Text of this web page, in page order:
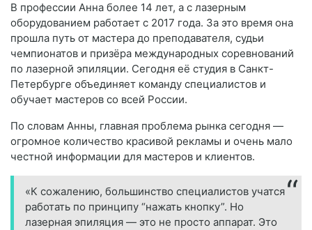
В профессии Анна более 14 лет, а с лазерным
оборудованием работает с 2017 года. За это время она
прошла путь от мастера до преподавателя, судьи
чемпионатов и призёра международных соревнований
по лазерной эпиляции. Сегодня её студия в Санкт-
Петербурге объединяет команду специалистов и
обучает мастеров со всей России.
По словам Анны, главная проблема рынка сегодня —
огромное количество красивой рекламы и очень мало
честной информации для мастеров и клиентов.
«К сожалению, большинство специалистов учатся
работать по принципу “нажать кнопку”. Но
лазерная эпиляция — это не просто аппарат. Это